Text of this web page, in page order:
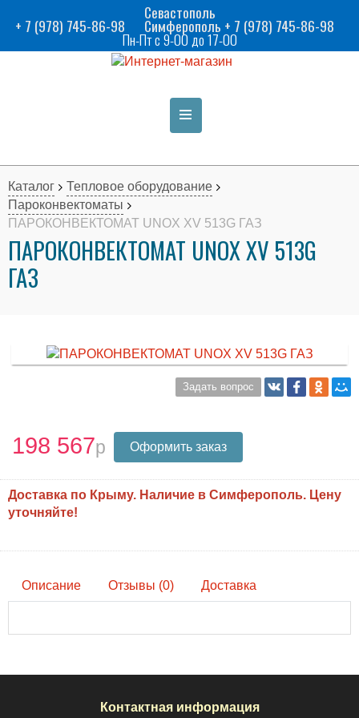
Севастополь
+ 7 (978) 745-86-98 Симферополь + 7 (978) 745-86-98
Пн-Пт с 9-00 до 17-00
Каталог
Тепловое оборудование
Пароконвектоматы
ПАРОКОНВЕКТОМАТ UNOX XV 513G ГАЗ
ПАРОКОНВЕКТОМАТ UNOX XV 513G
ГАЗ
Задать вопрос
198 567 Оформить заказ
Доставка по Крыму. Наличие в Симферополь. Цену
уточняйте!
Описание Отзывы (0) Доставка
Контактная информация